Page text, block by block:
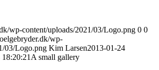
wp-content/uploads/2021/03/Logo.png 0 0
wp-
03/Logo.png Kim Larsen2013-01-24
A small gallery